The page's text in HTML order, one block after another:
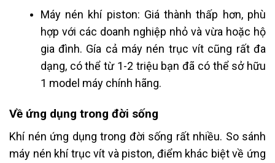
Máy nén khí piston: Giá thành thấp hơn, phù
hợp với các doanh nghiệp nhỏ và vừa hoặc hộ
gia đình. Gía cả máy nén trục vít cũng rất đa
dạng, có thể từ 1-2 triệu bạn đã có thể sở hữu
1 model máy chính hãng.
Về ứng dụng trong đời sống
Khí nén ứng dụng trong đời sống rất nhiều. So sánh
máy nén khí trục vít và piston, điểm khác biệt về ứng